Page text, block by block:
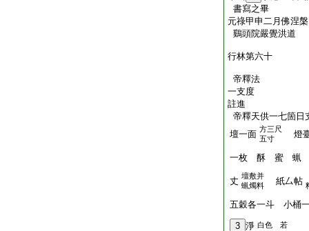
書寫之畢
元祿甲申二月佛涅
鷄頭院嚴覺洪道
行林第六十
帝釋法
一支度
註進
帝釋天供一七箇日
壇一面 方三尺
五寸
燈
一枚 酥 蜜 蝋
丈 壇敷并
蝋燭料
紙厶帖
五穀各一斗 小桶
3 淨 白色 若